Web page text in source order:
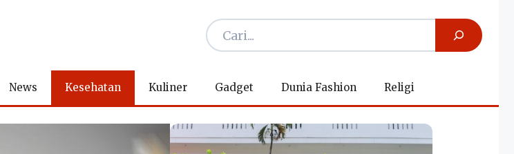
News Kesehatan Kuliner Gadget Dunia Fashion Religi